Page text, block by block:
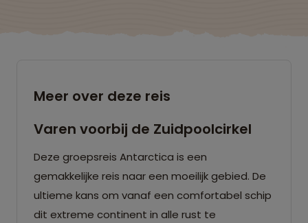
Meer over deze reis
Varen voorbij de Zuidpoolcirkel
Deze groepsreis Antarctica is een
gemakkelijke reis naar een moeilijk gebied. De
ultieme kans om vanaf een comfortabel schip
dit extreme continent in alle rust te